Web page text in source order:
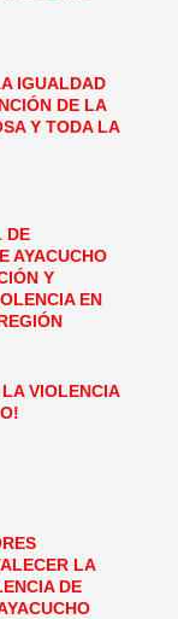
IGUALDAD
DE LA
Y TODA LA
DE
AYACUCHO
Y
EN
VIOLENCIA
LA
DE